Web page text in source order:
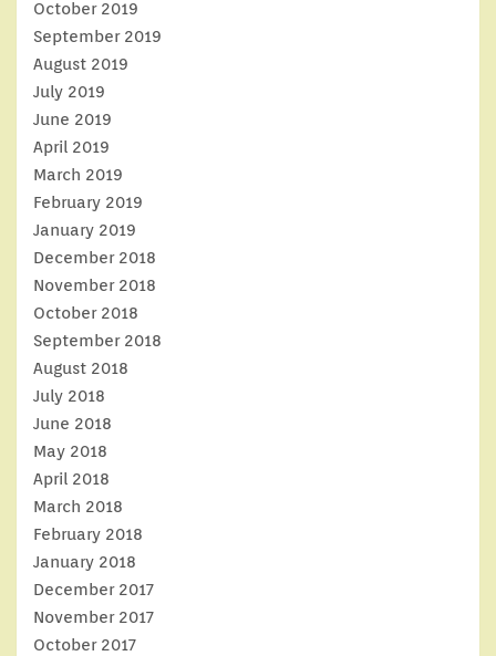
October 2019
September 2019
August 2019
July 2019
June 2019
April 2019
March 2019
February 2019
January 2019
December 2018
November 2018
October 2018
September 2018
August 2018
July 2018
June 2018
May 2018
April 2018
March 2018
February 2018
January 2018
December 2017
November 2017
October 2017